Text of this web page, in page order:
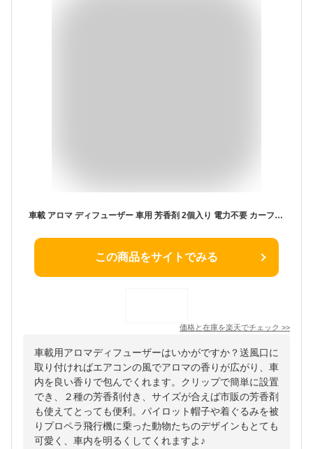
車載 アロマ ディフューザー 車用 芳香剤 2個入り 電力不要 カーフレグランス 消臭剤 父の日 プレゼント 実用的 男 誕生日 女 ギフト 贈り物 キャラ かわいい
この商品をサイトでみる
価格と在庫を楽天でチェック >>
車載用アロマディフューザーはいかがですか？送風口に
取り付ければエアコンの風でアロマの香りが広がり、車
内を良い香りで包んでくれます。クリップで簡単に設置
でき、２種の芳香剤付き、サイズが合えば市販の芳香剤
も使えてとっても便利。パイロット帽子や着ぐるみを被
りプロペラ飛行機に乗った動物たちのデザインもとても
可愛く、車内を明るくしてくれますよ♪